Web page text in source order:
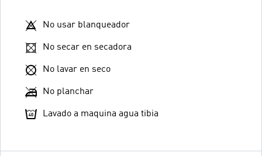
No usar blanqueador
No secar en secadora
No lavar en seco
No planchar
Lavado a maquina agua tibia